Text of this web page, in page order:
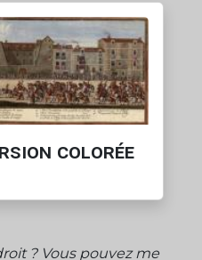
colorée
? Vous pouvez me